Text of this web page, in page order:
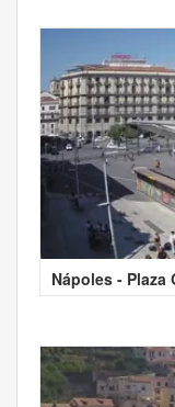
Nápoles - Plaza